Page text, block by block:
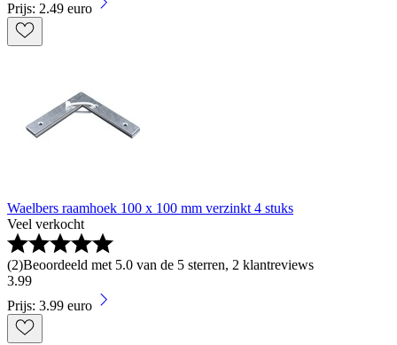
Prijs: 2.49 euro
Waelbers raamhoek 100 x 100 mm verzinkt 4 stuks
Veel verkocht
(2)Beoordeeld met 5.0 van de 5 sterren, 2 klantreviews
3.99
Prijs: 3.99 euro